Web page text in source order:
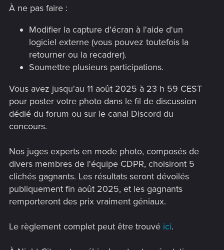
À ne pas faire :
Modifier la capture d'écran à l'aide d'un
logiciel externe (vous pouvez toutefois la
retourner ou la recadrer).
Soumettre plusieurs participations.
Vous avez jusqu'au 11 août 2025 à 23 h 59 CEST
pour poster votre photo dans le fil de discussion
dédié du forum ou sur le canal Discord du
concours.
Nos juges experts en mode photo, composés de
divers membres de l'équipe CDPR, choisiront 5
clichés gagnants. Les résultats seront dévoilés
publiquement fin août 2025, et les gagnants
remporteront des prix vraiment géniaux.
Le règlement complet peut être trouvé ici.